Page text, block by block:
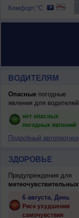
Комфорт,°C
ВОДИТЕЛЯМ
Опасныепогодные
явления для водителей
нет опасных
погодных явлений
Подробный автопрогноз
ЗДОРОВЬЕ
Предупреждения для
метеочувствительных
6 августа, День
Риск ухудшения
самочувствия